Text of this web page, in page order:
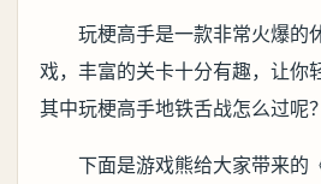
玩梗高手是一款非常火爆的
戏，丰富的关卡十分有趣，让你
其中玩梗高手地铁舌战怎么过呢？
下面是游戏熊给大家带来的